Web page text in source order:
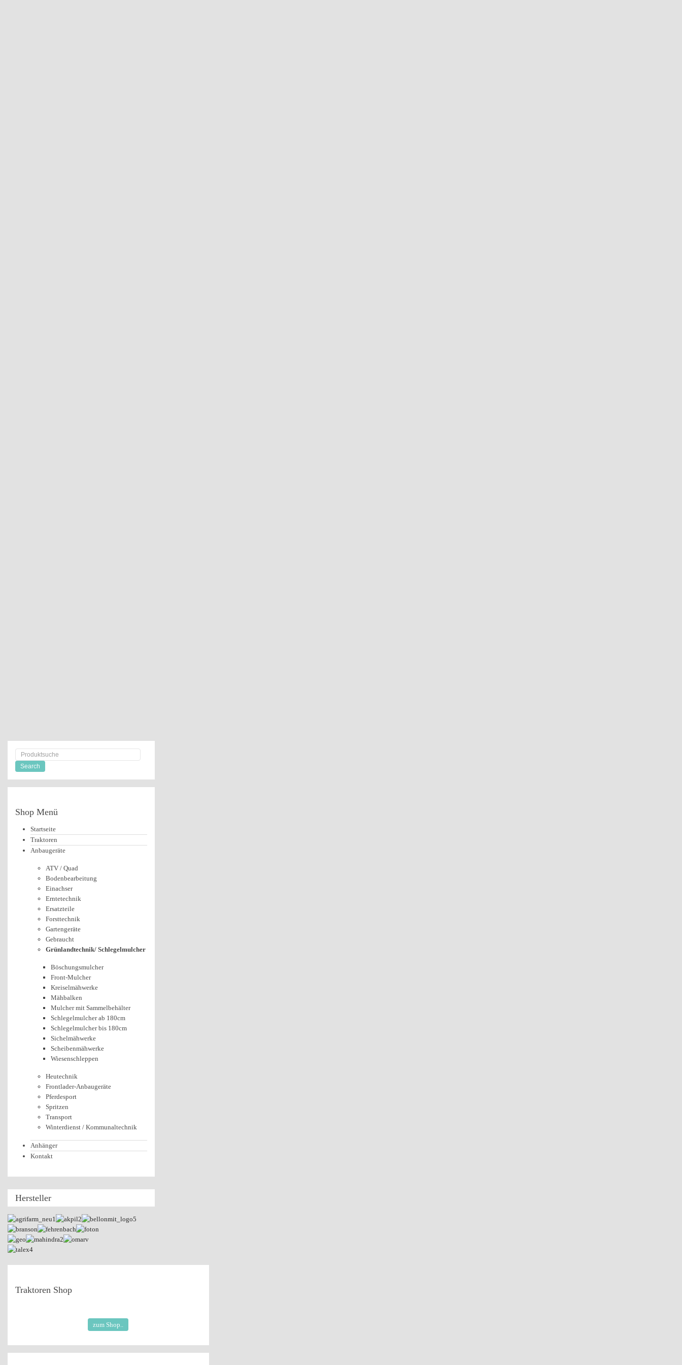
Shop Menü
Startseite
Traktoren
Anbaugeräte
ATV / Quad
Bodenbearbeitung
Einachser
Erntetechnik
Ersatzteile
Forsttechnik
Gartengeräte
Gebraucht
Grünlandtechnik/ Schlegelmulcher
Böschungsmulcher
Front-Mulcher
Kreiselmähwerke
Mähbalken
Mulcher mit Sammelbehälter
Schlegelmulcher ab 180cm
Schlegelmulcher bis 180cm
Sichelmähwerke
Scheibenmähwerke
Wiesenschleppen
Heutechnik
Frontlader-Anbaugeräte
Pferdesport
Spritzen
Transport
Winterdienst / Kommunaltechnik
Anhänger
Kontakt
Hersteller
Traktoren Shop
zum Shop..